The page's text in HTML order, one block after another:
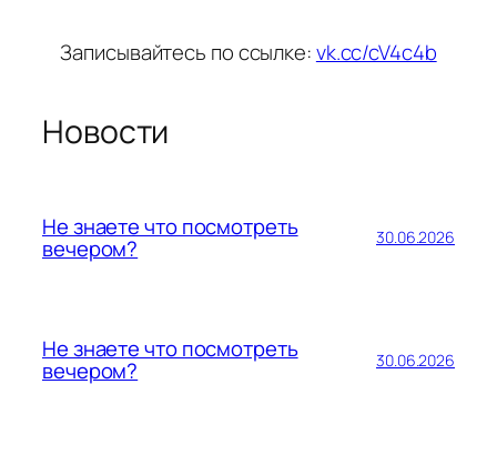
Записывайтесь по ссылке:vk.cc/cV4c4b
Новости
Не знаете что посмотреть
вечером? 30.06.2026
Не знаете что посмотреть
вечером? 30.06.2026